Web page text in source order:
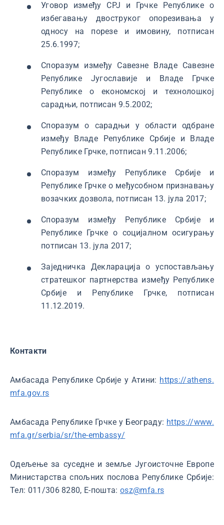
Уговор између СРЈ и Грчке Републике о
избегавању двоструког опорезивања у
односу на порезе и имовину, потписан
25.6.1997;
Споразум између Савезне Владе Савезне
Републике Југославије и Владе Грчке
Републике о економској и технолошкој
сарадњи, потписан 9.5.2002;
Споразум о сарадњи у области одбране
између Владе Републике Србије и Владе
Републике Грчке, потписан 9.11.2006;
Споразум између Републике Србије и
Републике Грчке о међусобном признавању
возачких дозвола, потписан 13. јула 2017;
Споразум између Републике Србије и
Републике Грчке о социјалном осигурању
потписан 13. јула 2017;
Заједничка Декларација о успостављању
стратешког партнерства између Републике
Србије и Републике Грчке, потписан
11.12.2019.
Контакти
Амбасада Републике Србије у Атини: https://athens.
mfa.gov.rs
Амбасада Републике Грчке у Београду: https://www.
mfa.gr/serbia/sr/the-embassy/
Одељење за суседне и земље Југоисточне Европе
Министарства спољних послова Републике Србије:
Тел: 011/306 8280, Е-пошта: osz@mfa.rs